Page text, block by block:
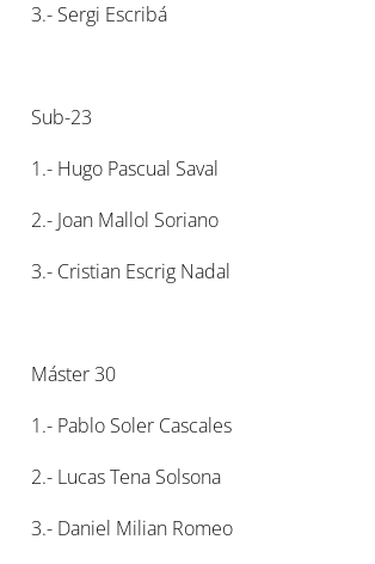
3.- Sergi Escribá
Sub-23
1.- Hugo Pascual Saval
2.- Joan Mallol Soriano
3.- Cristian Escrig Nadal
Máster 30
1.- Pablo Soler Cascales
2.- Lucas Tena Solsona
3.- Daniel Milian Romeo